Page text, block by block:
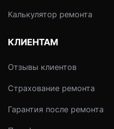
Калькулятор ремонта
КЛИЕНТАМ
Отзывы клиентов
Страхование ремонта
Гарантия после ремонта